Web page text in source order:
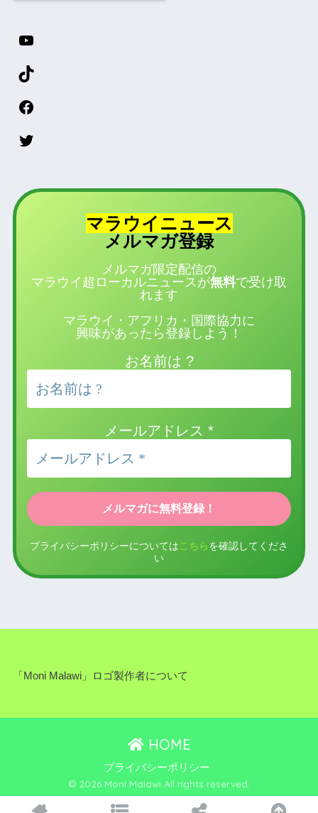
マラウイニュース
メルマガ登録
メルマガ限定配信の
マラウイ超ローカルニュースが無料で受け取
れます
マラウイ・アフリカ・国際協力に
興味があったら登録しよう！
お名前は ?
メールアドレス *
プライバシーポリシーについては こちら を確認してくださ
い
「Moni Malawi」ロゴ製作者について
HOME
プライバシーポリシー
© 2026 Moni Malawi All rights reserved.